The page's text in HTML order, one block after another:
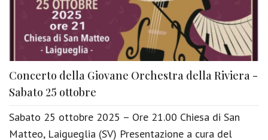
Concerto della Giovane Orchestra della Riviera -
Sabato 25 ottobre
Sabato 25 ottobre 2025 – Ore 21.00 Chiesa di San
Matteo, Laigueglia (SV) Presentazione a cura del